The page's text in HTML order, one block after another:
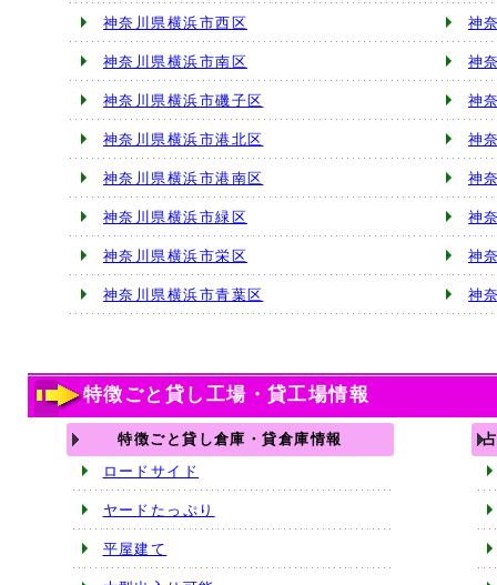
神奈川県横浜市西区 神
神奈川県横浜市南区 神
神奈川県横浜市磯子区 神
神奈川県横浜市港北区 神
神奈川県横浜市港南区 神
神奈川県横浜市緑区 神
神奈川県横浜市栄区 神
神奈川県横浜市青葉区 神
特徴ごと貸し工場・貸工場情報
特徴ごと貸し倉庫・貸倉庫情報
ロードサイド
ヤードたっぷり
平屋建て